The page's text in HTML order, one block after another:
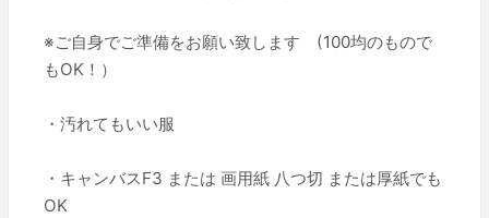
※ご自身でご準備をお願い致します (100均のもので
もOK！）
・汚れてもいい服
・キャンバスF3 または 画用紙 八つ切 または厚紙でも
OK